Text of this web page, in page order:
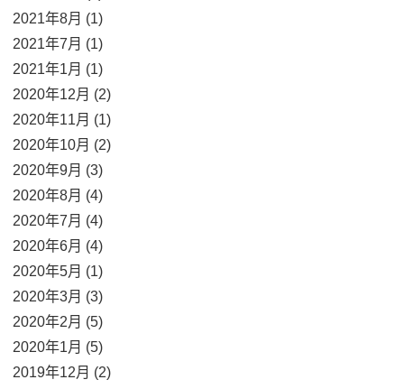
2021年8月 (1)
2021年7月 (1)
2021年1月 (1)
2020年12月 (2)
2020年11月 (1)
2020年10月 (2)
2020年9月 (3)
2020年8月 (4)
2020年7月 (4)
2020年6月 (4)
2020年5月 (1)
2020年3月 (3)
2020年2月 (5)
2020年1月 (5)
2019年12月 (2)